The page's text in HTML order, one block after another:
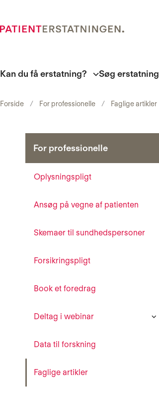
Kan du få erstatning? Søg erstatning
Forside For professionelle Faglige artikler
For professionelle
Oplysningspligt
Ansøg på vegne af patienten
Skemaer til sundhedspersoner
Forsikringspligt
Book et foredrag
Deltag i webinar
Data til forskning
Faglige artikler